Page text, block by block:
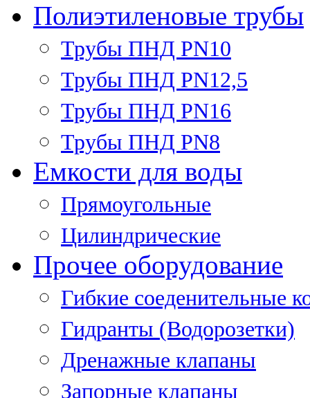
Полиэтиленовые трубы
Трубы ПНД PN10
Трубы ПНД PN12,5
Трубы ПНД PN16
Трубы ПНД PN8
Емкости для воды
Прямоугольные
Цилиндрические
Прочее оборудование
Гибкие соеденительные
Гидранты (Водорозетки)
Дренажные клапаны
Запорные клапаны